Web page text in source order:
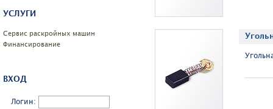
УСЛУГИ
Сервис раскройных машин
Финансирование
ВХОД
Логин: